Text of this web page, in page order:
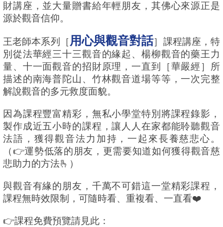
財講座，並大量贈書給年輕朋友，其佛心來源正是
源於觀音信仰。
王老師本系列［用心與觀音對話］課程講座，特
別從法華經三十三觀音的緣起、楊柳觀音的藥王力
量、十一面觀音的招財原理，一直到［華嚴經］所
描述的南海普陀山、竹林觀音道場等等，一次完整
解說觀音的多元救度面貌。
因為課程豐富精彩，無私小學堂特別將課程錄影，
製作成近五小時的課程，讓人人在家都能聆聽觀音
法語，獲得觀音法力加持，一起來長養慈悲心。
（👉運勢低落的朋友，更需要知道如何獲得觀音慈
悲助力的方法🫰）
與觀音有緣的朋友，千萬不可錯這一堂精彩課程，
課程無時效限制，可隨時看、重複看、一直看❤️
👉課程免費預覽請見此：